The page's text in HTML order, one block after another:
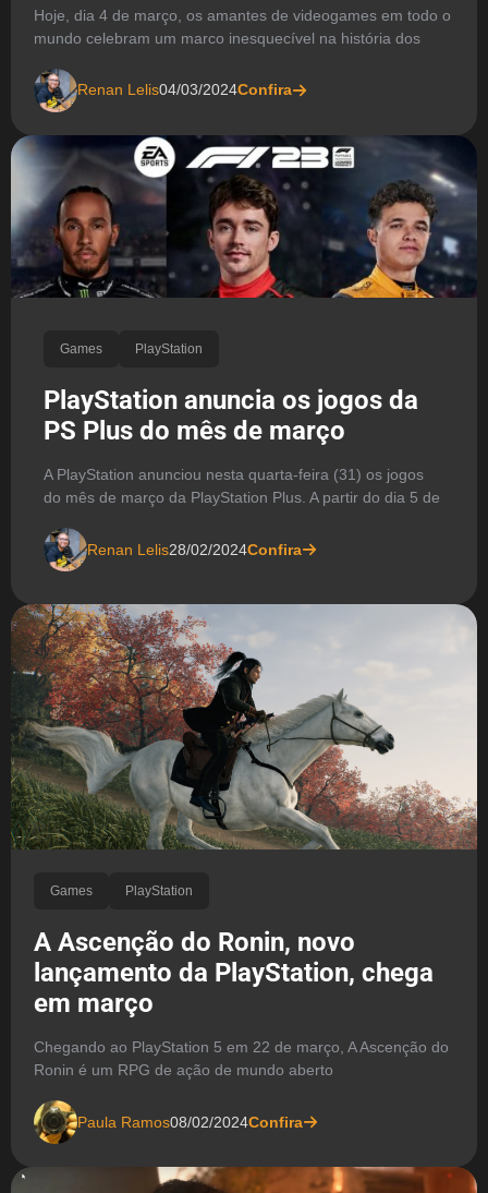
Hoje, dia 4 de março, os amantes de videogames em todo o
mundo celebram um marco inesquecível na história dos
Renan Lelis04/03/2024Confira
Games PlayStation
PlayStation anuncia os jogos da
PS Plus do mês de março
A PlayStation anunciou nesta quarta-feira (31) os jogos
do mês de março da PlayStation Plus. A partir do dia 5 de
Renan Lelis28/02/2024Confira
Games PlayStation
A Ascenção do Ronin, novo
lançamento da PlayStation, chega
em março
Chegando ao PlayStation 5 em 22 de março, A Ascenção do
Ronin é um RPG de ação de mundo aberto
Paula Ramos08/02/2024Confira